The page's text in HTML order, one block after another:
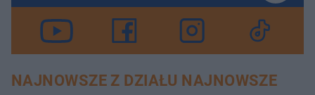
NAJNOWSZE Z DZIAŁU NAJNOWSZE